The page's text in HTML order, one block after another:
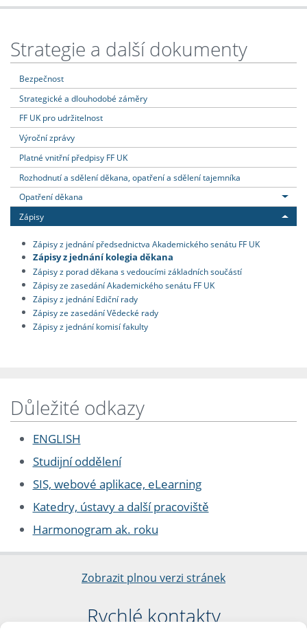
Strategie a další dokumenty
Bezpečnost
Strategické a dlouhodobé záměry
FF UK pro udržitelnost
Výroční zprávy
Platné vnitřní předpisy FF UK
Rozhodnutí a sdělení děkana, opatření a sdělení tajemníka
Opatření děkana
Zápisy
Zápisy z jednání předsednictva Akademického senátu FF UK
Zápisy z jednání kolegia děkana
Zápisy z porad děkana s vedoucími základních součástí
Zápisy ze zasedání Akademického senátu FF UK
Zápisy z jednání Ediční rady
Zápisy ze zasedání Vědecké rady
Zápisy z jednání komisí fakulty
Důležité odkazy
ENGLISH
Studijní oddělení
SIS, webové aplikace, eLearning
Katedry, ústavy a další pracoviště
Harmonogram ak. roku
Zobrazit plnou verzi stránek
Rychlé kontakty